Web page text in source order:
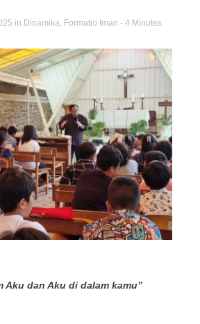
in Dinamika, Formatio Iman - 4 Minutes
Aku dan Aku di dalam kamu”